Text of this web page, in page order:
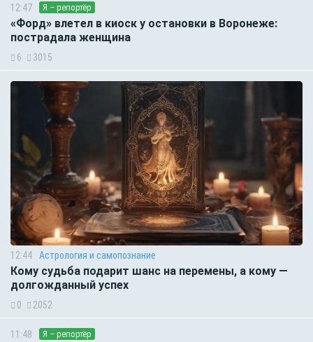
12:47 Я – репортёр
«Форд» влетел в киоск у остановки в Воронеже:
пострадала женщина
6 3015
12:44 Астрология и самопознание
Кому судьба подарит шанс на перемены, а кому —
долгожданный успех
0 2052
11:48 Я – репортёр